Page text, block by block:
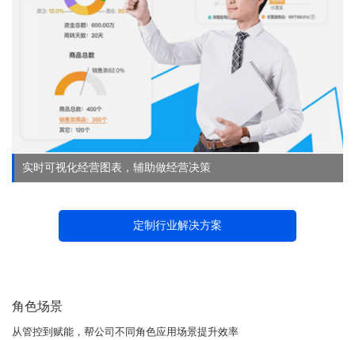
实时可视化经营图表，辅助做经营决策
定制行业解决方案
角色场景
从管控到赋能，帮公司不同角色应用场景提升效率